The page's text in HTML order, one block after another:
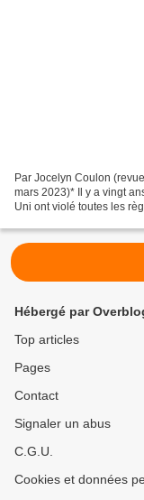
Par Jocelyn Coulon
mars 2023)* Il y a vingt
Uni ont violé toutes les
Hébergé par
Top articles
Pages
Contact
Signaler un abus
C.G.U.
Cookies et données